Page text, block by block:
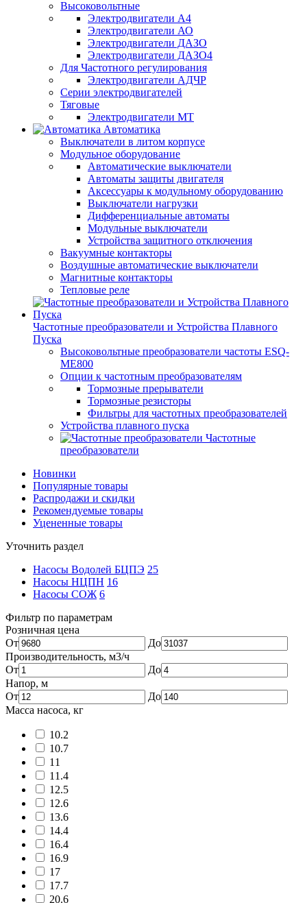
Высоковольтные
Электродвигатели А4
Электродвигатели АО
Электродвигатели ДАЗО
Электродвигатели ДАЗО4
Для Частотного регулирования
Электродвигатели АДЧР
Серии электродвигателей
Тяговые
Электродвигатели МТ
Автоматика
Выключатели в литом корпусе
Модульное оборудование
Автоматические выключатели
Автоматы защиты двигателя
Аксессуары к модульному оборудованию
Выключатели нагрузки
Дифференциальные автоматы
Модульные выключатели
Устройства защитного отключения
Вакуумные контакторы
Воздушные автоматические выключатели
Магнитные контакторы
Тепловые реле
Частотные преобразователи и Устройства Плавного
Пуска
Высоковольтные преобразователи частоты ESQ-
ME800
Опции к частотным преобразователям
Тормозные прерыватели
Тормозные резисторы
Фильтры для частотных преобразователей
Устройства плавного пуска
Частотные
преобразователи
Новинки
Популярные товары
Распродажи и скидки
Рекомендуемые товары
Уцененные товары
Уточнить раздел
Насосы Водолей БЦПЭ 25
Насосы НЦПН 16
Насосы СОЖ 6
Фильтр по параметрам
Розничная цена
От
До
Производительность, м3/ч
От
До
Напор, м
От
До
Масса насоса, кг
10.2
10.7
11
11.4
12.5
12.6
13.6
14.4
16.4
16.9
17
17.7
20.6